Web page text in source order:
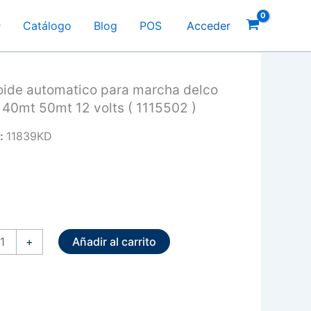
Catálogo Blog POS Acceder
automatico para marcha delco
50mt 12 volts ( 1115502 )
11839KD
+ Añadir al carrito